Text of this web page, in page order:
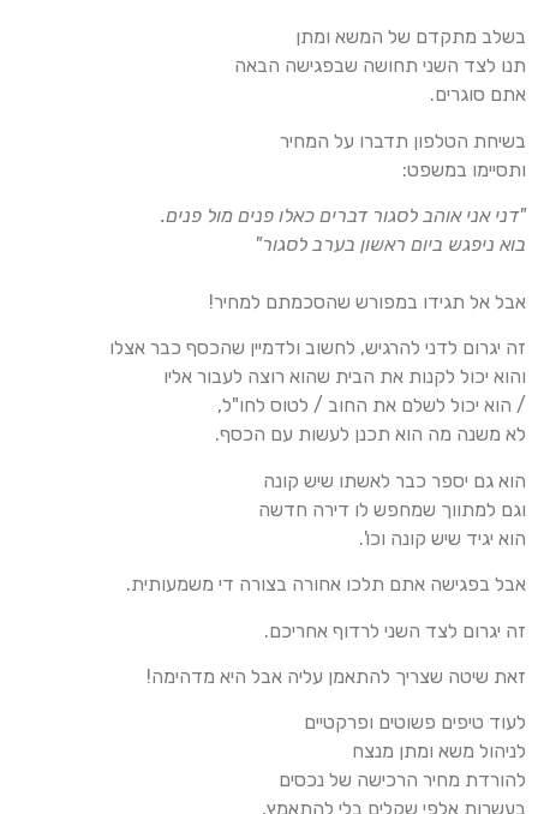
בשלב מתקדם של המשא ומתן
תנו לצד השני תחושה שבפגישה הבאה
אתם סוגרים.
בשיחת הטלפון תדברו על המחיר
ותסיימו במשפט:
"דני אני אוהב לסגור דברים כאלו פנים מול פנים.
בוא ניפגש ביום ראשון בערב לסגור"
אבל אל תגידו במפורש שהסכמתם למחיר!
זה יגרום לדני להרגיש, לחשוב ולדמיין שהכסף כבר אצלו
והוא יכול לקנות את הבית שהוא רוצה לעבור אליו
/ הוא יכול לשלם את החוב / לטוס לחו"ל,
לא משנה מה הוא תכנן לעשות עם הכסף.
הוא גם יספר כבר לאשתו שיש קונה
וגם למתווך שמחפש לו דירה חדשה
הוא יגיד שיש קונה וכו'.
אבל בפגישה אתם תלכו אחורה בצורה די משמעותית.
זה יגרום לצד השני לרדוף אחריכם.
זאת שיטה שצריך להתאמן עליה אבל היא מדהימה!
לעוד טיפים פשוטים ופרקטיים
לניהול משא ומתן מנצח
להורדת מחיר הרכישה של נכסים
בעשרות אלפי שקלים בלי להתאמץ,